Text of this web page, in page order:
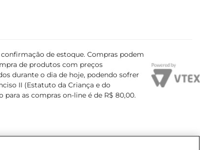
de estoque. Compras podem
de produtos com preços
durante o dia de hoje, podendo sofrer
II (Estatuto da Criança e do
as compras on-line é de R$ 80,00.